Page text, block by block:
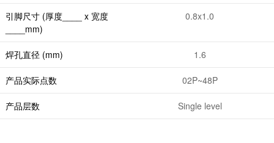
引脚尺寸 (厚度____ x 宽度
____mm)
0.8x1.0
焊孔直径 (mm) 1.6
产品实际点数 02P~48P
产品层数 Single level